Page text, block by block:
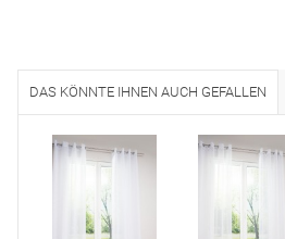
DAS KÖNNTE IHNEN AUCH GEFALLEN